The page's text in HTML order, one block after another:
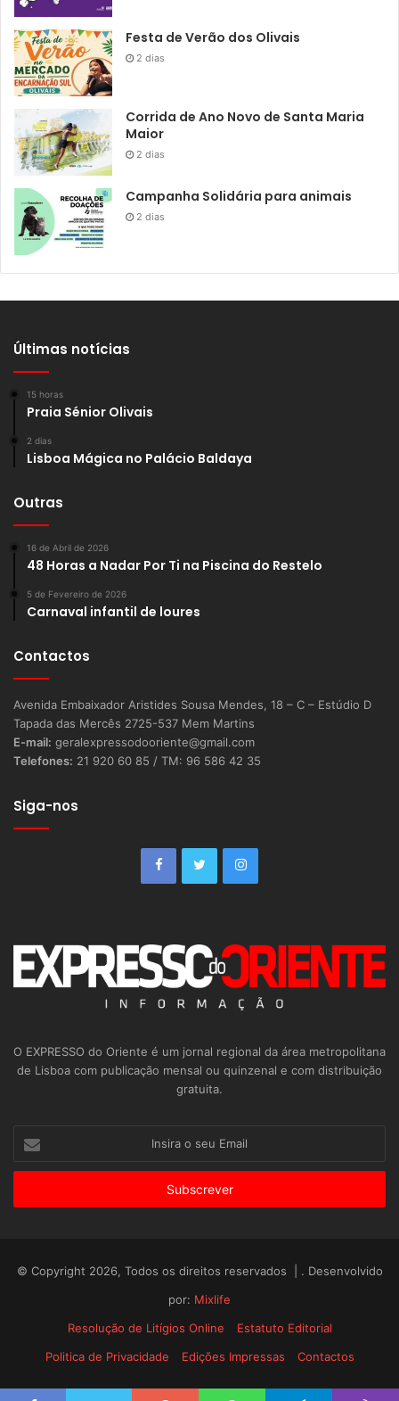
Festa de Verão dos Olivais
2 dias
Corrida de Ano Novo de Santa Maria
Maior
2 dias
Campanha Solidária para animais
2 dias
Últimas notícias
15 horas
Praia Sénior Olivais
2 dias
Lisboa Mágica no Palácio Baldaya
Outras
16 de Abril de 2026
48 Horas a Nadar Por Ti na Piscina do Restelo
5 de Fevereiro de 2026
Carnaval infantil de loures
Contactos
Avenida Embaixador Aristides Sousa Mendes, 18 – C – Estúdio D
Tapada das Mercês 2725-537 Mem Martins
E-mail: geralexpressodooriente@gmail.com
Telefones: 21 920 60 85 / TM: 96 586 42 35
Siga-nos
O EXPRESSO do Oriente é um jornal regional da área metropolitana
de Lisboa com publicação mensal ou quinzenal e com distribuição
gratuita.
seu
© Copyright 2026, Todos os direitos reservados | . Desenvolvido
por: Mixlife
Resolução de Litígios Online
Estatuto Editorial
Politica de Privacidade
Edições Impressas Contactos